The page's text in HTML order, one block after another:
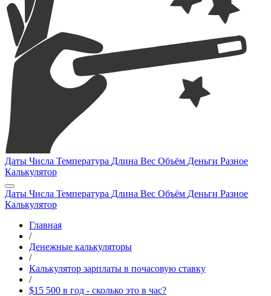
Даты Числа Температура Длина Вес Объём Деньги Разное
Калькулятор
Даты Числа Температура Длина Вес Объём Деньги Разное
Калькулятор
Главная
/
Денежные калькуляторы
/
Калькулятор зарплаты в почасовую ставку
/
$15 500 в год - сколько это в час?